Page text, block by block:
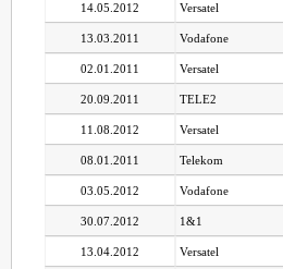
14.05.2012 Versatel
13.03.2011 Vodafone
02.01.2011 Versatel
20.09.2011 TELE2
11.08.2012 Versatel
08.01.2011 Telekom
03.05.2012 Vodafone
30.07.2012 1&1
13.04.2012 Versatel